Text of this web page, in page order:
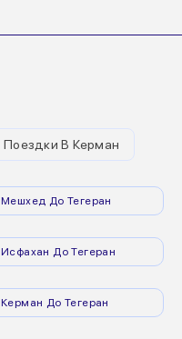
Поездки В Керман
Мешхед До Тегеран
Исфахан До Тегеран
Керман До Тегеран